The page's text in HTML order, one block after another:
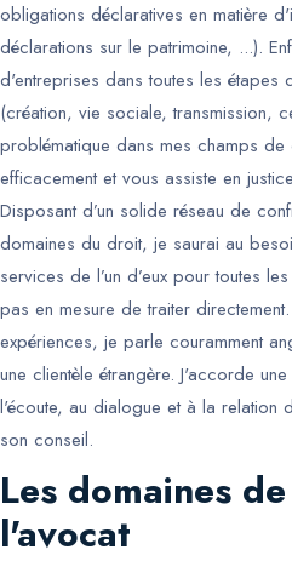
obligations déclaratives en matière
déclarations sur le patrimoine, ...).
d'entreprises dans toutes les étapes
(création, vie sociale, transmission,
problématique dans mes champs
efficacement et vous assiste en
Disposant d’un solide réseau de
domaines du droit, je saurai au
services de l’un d’eux pour toutes
pas en mesure de traiter
expériences, je parle couramment
une clientèle étrangère. J'accorde
l'écoute, au dialogue et à la relation
son conseil.
Les domaines
l'avocat